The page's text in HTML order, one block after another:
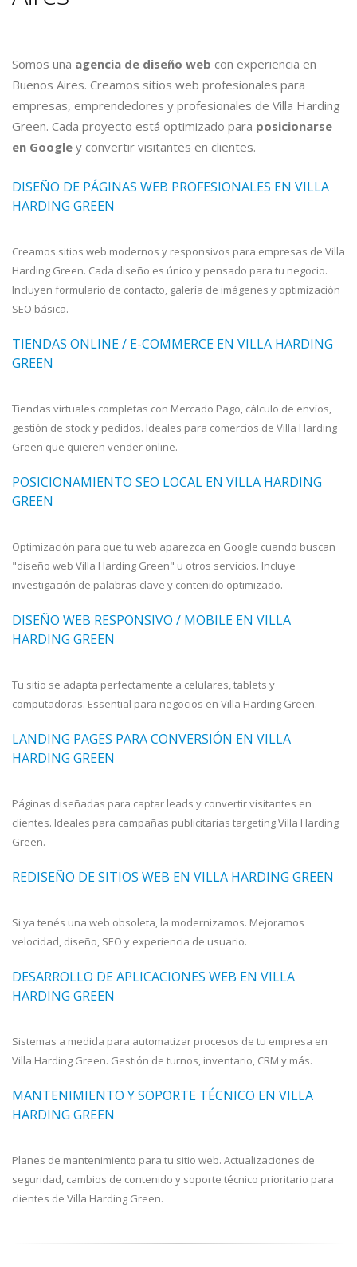
Somos una agencia de diseño web con experiencia en
Buenos Aires. Creamos sitios web profesionales para
empresas, emprendedores y profesionales de Villa Harding
Green. Cada proyecto está optimizado para posicionarse
en Google y convertir visitantes en clientes.
DISEÑO DE PÁGINAS WEB PROFESIONALES EN VILLA
HARDING GREEN
Creamos sitios web modernos y responsivos para empresas de Villa
Harding Green. Cada diseño es único y pensado para tu negocio.
Incluyen formulario de contacto, galería de imágenes y optimización
SEO básica.
TIENDAS ONLINE / E-COMMERCE EN VILLA HARDING
GREEN
Tiendas virtuales completas con Mercado Pago, cálculo de envíos,
gestión de stock y pedidos. Ideales para comercios de Villa Harding
Green que quieren vender online.
POSICIONAMIENTO SEO LOCAL EN VILLA HARDING
GREEN
Optimización para que tu web aparezca en Google cuando buscan
"diseño web Villa Harding Green" u otros servicios. Incluye
investigación de palabras clave y contenido optimizado.
DISEÑO WEB RESPONSIVO / MOBILE EN VILLA
HARDING GREEN
Tu sitio se adapta perfectamente a celulares, tablets y
computadoras. Essential para negocios en Villa Harding Green.
LANDING PAGES PARA CONVERSIÓN EN VILLA
HARDING GREEN
Páginas diseñadas para captar leads y convertir visitantes en
clientes. Ideales para campañas publicitarias targeting Villa Harding
Green.
REDISEÑO DE SITIOS WEB EN VILLA HARDING GREEN
Si ya tenés una web obsoleta, la modernizamos. Mejoramos
velocidad, diseño, SEO y experiencia de usuario.
DESARROLLO DE APLICACIONES WEB EN VILLA
HARDING GREEN
Sistemas a medida para automatizar procesos de tu empresa en
Villa Harding Green. Gestión de turnos, inventario, CRM y más.
MANTENIMIENTO Y SOPORTE TÉCNICO EN VILLA
HARDING GREEN
Planes de mantenimiento para tu sitio web. Actualizaciones de
seguridad, cambios de contenido y soporte técnico prioritario para
clientes de Villa Harding Green.